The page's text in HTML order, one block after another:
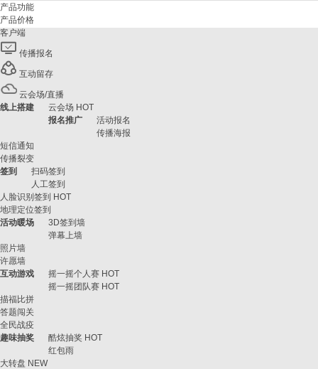
产品功能
产品价格
客户端
传播报名
互动留存
云会场/直播
线上搭建
云会场 HOT
报名推广
活动报名
传播海报
短信通知
传播裂变
签到
扫码签到
人工签到
人脸识别签到 HOT
地理定位签到
活动暖场
3D签到墙
弹幕上墙
照片墙
许愿墙
互动游戏
摇一摇个人赛 HOT
摇一摇团队赛 HOT
描福比拼
答题闯关
全民战疫
趣味抽奖
酷炫抽奖 HOT
红包雨
大转盘 NEW